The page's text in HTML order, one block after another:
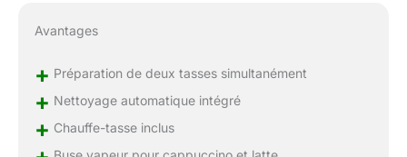
Avantages
+ Préparation de deux tasses simultanément
+ Nettoyage automatique intégré
+ Chauffe-tasse inclus